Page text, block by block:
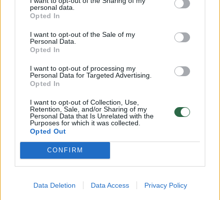
personal data.
Opted In
I want to opt-out of the Sale of my
Personal Data.
Opted In
I want to opt-out of processing my
Personal Data for Targeted Advertising.
Opted In
I want to opt-out of Collection, Use,
Retention, Sale, and/or Sharing of my
Personal Data that Is Unrelated with the
Purposes for which it was collected.
Opted Out
CONFIRM
Data Deletion Data Access Privacy Policy
siejamų asmenų staiga praturtėjo. Kino
prodiuseris ir buvęs jo verslo partneris
Artemas Koljubajevas, remiantis 2023 m.
„Bihus.info“ tyrimu, smarkiai išplėtė savo
verslo imperiją, investuodamas į
nekilnojamąjį turtą ir dronų gamybą.
A. Jermako oponentai pabrėžia, kad
nuolatiniai korupcijos skandalai, kuriuose
sąjungininkail rodo dvi galimybes.